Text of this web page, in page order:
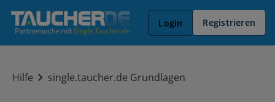
Login Registrieren
Hilfe single.taucher.de Grundlagen